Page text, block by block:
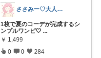
ささみー♡大人可愛いファッション
1枚で夏のコーデが完成するシ
ンプルワンピ🤍 ...
￥ 1,499
0 0 284